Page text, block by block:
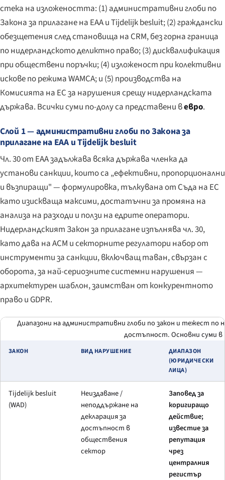
стека на изложеността: (1) административни глоби по
Закона за прилагане на EAA и Tijdelijk besluit; (2) граждански
обезщетения след становища на CRM, без горна граница
по нидерландското деликтно право; (3) дисквалификация
при обществени поръчки; (4) изложеност при колективни
искове по режима WAMCA; и (5) производства на
Комисията на ЕС за нарушения срещу нидерландската
държава. Всички суми по-долу са представени вевро.
Слой 1 — административни глоби по Закона за
прилагане на EAA и Tijdelijk besluit
Чл. 30 от EAA задължава всяка държава членка да
установи санкции, които са „ефективни, пропорционални
и възпиращи" — формулировка, тълкувана от Съда на ЕС
като изискваща максими, достатъчни за промяна на
анализа на разходи и ползи на едрите оператори.
Нидерландският Закон за прилагане изпълнява чл. 30,
като дава на ACM и секторните регулатори набор от
инструменти за санкции, включващ таван, свързан с
оборота, за най-сериозните системни нарушения —
архитектурен шаблон, заимстван от конкурентното
право и GDPR.
Диапазони на административни глоби по закон и тежест по
достъпност. Основни суми в
ЗАКОН ВИД НАРУШЕНИЕ
ДИАПАЗОН
(ЮРИДИЧЕСКИ
ЛИЦА)
Tijdelijk besluit
(WAD)
Неиздаване /
неподдържане на
декларация за
достъпност в
обществения
сектор
Заповед за
коригиращо
действие;
известие за
репутация
чрез
централния
регистър